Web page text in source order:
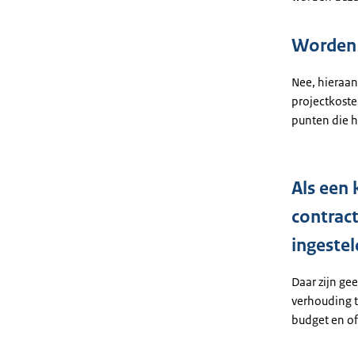
Nee,
punten die
Als een
Daar zijn
verhouding
budget en